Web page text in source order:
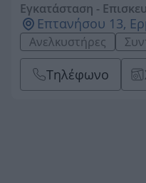
Εγκατάσταση -
Επτανήσου 13,
Ανελκυστήρες
Τηλέφωνο